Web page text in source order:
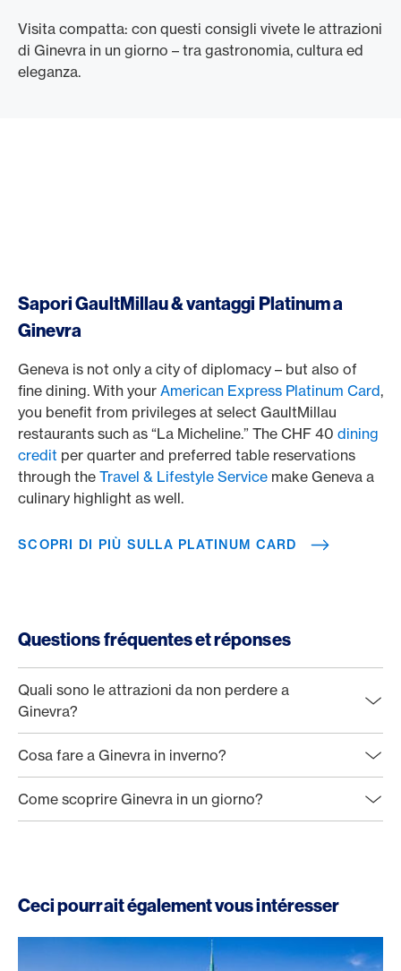
Visita compatta: con questi consigli vivete le attrazioni
di Ginevra in un giorno – tra gastronomia, cultura ed
eleganza.
Sapori GaultMillau & vantaggi Platinum a
Ginevra
Geneva is not only a city of diplomacy – but also of
fine dining. With your American Express Platinum Card,
you benefit from privileges at select GaultMillau
restaurants such as “La Micheline.” The CHF 40 dining
credit per quarter and preferred table reservations
through the Travel & Lifestyle Service make Geneva a
culinary highlight as well.
SCOPRI DI PIÙ SULLA PLATINUM CARD
Questions fréquentes et réponses
Quali sono le attrazioni da non perdere a
Ginevra?
Cosa fare a Ginevra in inverno?
Come scoprire Ginevra in un giorno?
Ceci pourrait également vous intéresser